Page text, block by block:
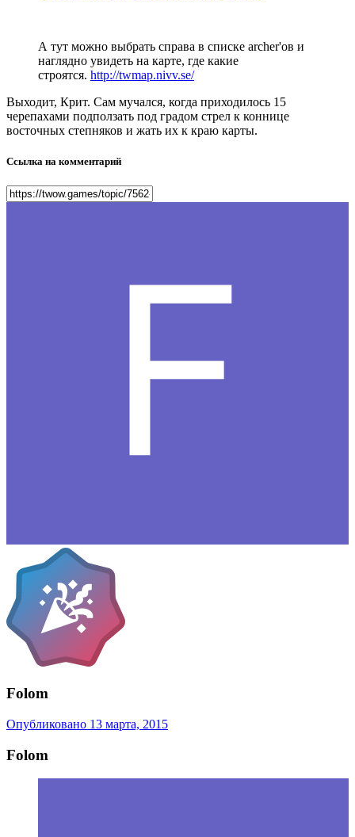
А тут можно выбрать справа в списке archer'ов и
наглядно увидеть на карте, где какие
строятся. http://twmap.nivv.se/
Выходит, Крит. Сам мучался, когда приходилось 15
черепахами подползать под градом стрел к коннице
восточных степняков и жать их к краю карты.
Ссылка на комментарий
Folom
Опубликовано 13 марта, 2015
Folom